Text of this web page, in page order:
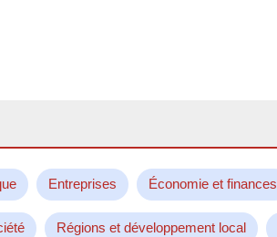
Entreprises Économie et finances
Régions et développement local